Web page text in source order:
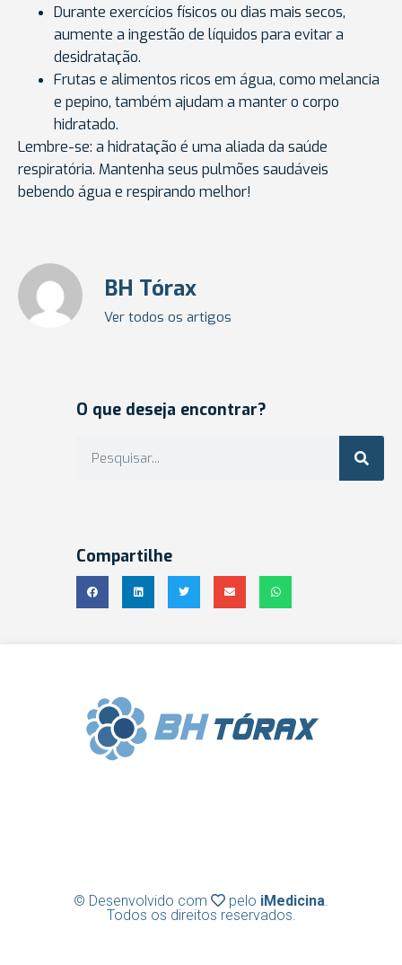
Durante exercícios físicos ou dias mais secos,
aumente a ingestão de líquidos para evitar a
desidratação.
Frutas e alimentos ricos em água, como melancia
e pepino, também ajudam a manter o corpo
hidratado.
Lembre-se: a hidratação é uma aliada da saúde
respiratória. Mantenha seus pulmões saudáveis
bebendo água e respirando melhor!
BH Tórax
Ver todos os artigos
O que deseja encontrar?
Compartilhe
© Desenvolvido com pelo iMedicina.
Todos os direitos reservados.